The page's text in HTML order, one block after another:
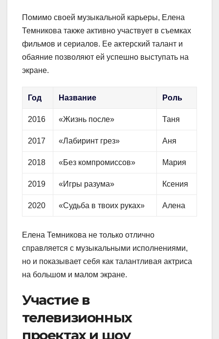
Помимо своей музыкальной карьеры, Елена
Темникова также активно участвует в съемках
фильмов и сериалов. Ее актерский талант и
обаяние позволяют ей успешно выступать на
экране.
Год Название Роль
2016 «Жизнь после» Таня
2017 «Лабиринт грез» Аня
2018 «Без компромиссов» Мария
2019 «Игры разума» Ксения
2020 «Судьба в твоих руках» Алена
Елена Темникова не только отлично
справляется с музыкальными исполнениями,
но и показывает себя как талантливая актриса
на большом и малом экране.
Участие в
телевизионных
проектах и шоу